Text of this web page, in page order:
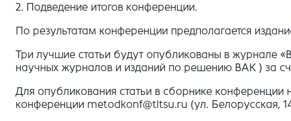
2. Подведение итогов конференции.
По результатам конференции предполагается
Три лучшие статьи будут опубликованы в журнале
научных журналов и изданий по решению ВАК ) за
Для опубликования статьи в сборнике конференции
конференции metodkonf@tltsu.ru (ул. Белорусская,